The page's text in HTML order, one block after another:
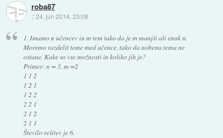
roba87
::24. jun 2014, 23:08
1. Imamo n učencev in m tem tako da je m manjši ali enak n.
Moremo razdelit teme med učence, tako da nobena tema ne
ostane. Kake so vse možnosti in koliko jih je?
Primer: n = 3, m =2
1 1 2
1 2 1
1 2 2
2 2 1
2 1 2
2 1 1
Število rešitev je 6.